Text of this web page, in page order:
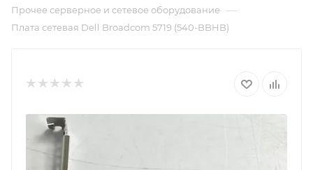
Прочее серверное и сетевое оборудование —
Плата сетевая Dell Broadcom 5719 (540-BBHB)